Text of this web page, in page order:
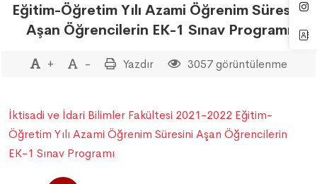
Eğitim-Öğretim Yılı Azami Öğrenim Süresini
Aşan Öğrencilerin EK-1 Sınav Programı
+ - Yazdır 3057 görüntülenme
İktisadi ve İdari Bilimler Fakültesi 2021-2022 Eğitim-
Öğretim Yılı Azami Öğrenim Süresini Aşan Öğrencilerin
EK-1 Sınav Programı